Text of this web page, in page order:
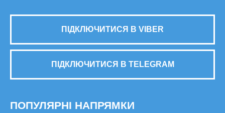
ПІДКЛЮЧИТИСЯ В VIBER
ПІДКЛЮЧИТИСЯ В TELEGRAM
ПОПУЛЯРНІ НАПРЯМКИ